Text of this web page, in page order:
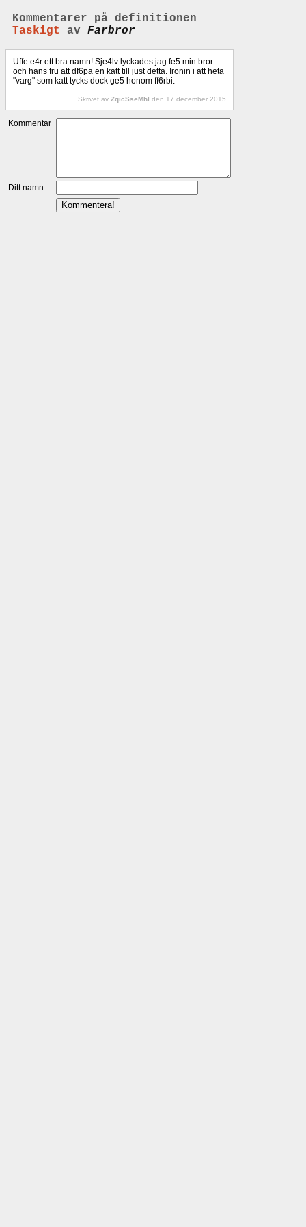
Kommentarer på definitionen
Taskigt
av Farbror
Uffe e4r ett bra namn! Sje4lv lyckades jag fe5 min bror
och hans fru att df6pa en katt till just detta. Ironin i att heta
"varg" som katt tycks dock ge5 honom ff6rbi.
Skrivet av ZqicSseMhl den 17 december 2015
Kommentar
Ditt namn